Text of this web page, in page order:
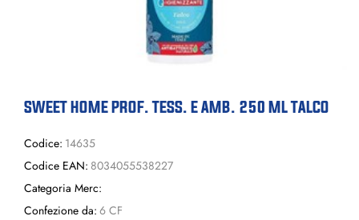
SWEET HOME PROF. TESS. E AMB. 250 ML TALCO
Codice: 14635
Codice EAN: 8034055538227
Categoria Merc:
Confezione da: 6 CF